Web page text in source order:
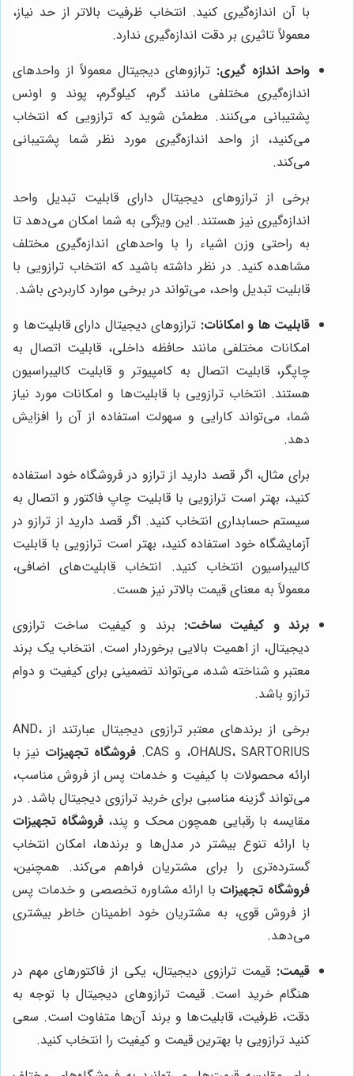
با آن اندازه‌گیری کنید. انتخاب ظرفیت بالاتر از حد نیاز،
معمولاً تاثیری بر دقت اندازه‌گیری ندارد.
واحد اندازه گیری: ترازوهای دیجیتال معمولاً از واحدهای
اندازه‌گیری مختلفی مانند گرم، کیلوگرم، پوند و اونس
پشتیبانی می‌کنند. مطمئن شوید که ترازویی که انتخاب
می‌کنید، از واحد اندازه‌گیری مورد نظر شما پشتیبانی
می‌کند.
برخی از ترازوهای دیجیتال دارای قابلیت تبدیل واحد
اندازه‌گیری نیز هستند. این ویژگی به شما امکان می‌دهد تا
به راحتی وزن اشیاء را با واحدهای اندازه‌گیری مختلف
مشاهده کنید. در نظر داشته باشید که انتخاب ترازویی با
قابلیت تبدیل واحد، می‌تواند در برخی موارد کاربردی باشد.
قابلیت ها و امکانات: ترازوهای دیجیتال دارای قابلیت‌ها و
امکانات مختلفی مانند حافظه داخلی، قابلیت اتصال به
چاپگر، قابلیت اتصال به کامپیوتر و قابلیت کالیبراسیون
هستند. انتخاب ترازویی با قابلیت‌ها و امکانات مورد نیاز
شما، می‌تواند کارایی و سهولت استفاده از آن را افزایش
دهد.
برای مثال، اگر قصد دارید از ترازو در فروشگاه خود استفاده
کنید، بهتر است ترازویی با قابلیت چاپ فاکتور و اتصال به
سیستم حسابداری انتخاب کنید. اگر قصد دارید از ترازو در
آزمایشگاه خود استفاده کنید، بهتر است ترازویی با قابلیت
کالیبراسیون انتخاب کنید. انتخاب قابلیت‌های اضافی،
معمولاً به معنای قیمت بالاتر نیز هست.
برند و کیفیت ساخت: برند و کیفیت ساخت ترازوی
دیجیتال، از اهمیت بالایی برخوردار است. انتخاب یک برند
معتبر و شناخته شده، می‌تواند تضمینی برای کیفیت و دوام
ترازو باشد.
برخی از برندهای معتبر ترازوی دیجیتال عبارتند از AND،
OHAUS، SARTORIUS، و CAS.
فروشگاه تجهیزات نیز با
ارائه محصولات با کیفیت و خدمات پس از فروش مناسب،
می‌تواند گزینه مناسبی برای خرید ترازوی دیجیتال باشد. در
مقایسه با رقبایی همچون محک و پند،فروشگاه تجهیزات
با ارائه تنوع بیشتر در مدل‌ها و برندها، امکان انتخاب
گسترده‌تری را برای مشتریان فراهم می‌کند. همچنین،
فروشگاه تجهیزات با ارائه مشاوره تخصصی و خدمات پس
از فروش قوی، به مشتریان خود اطمینان خاطر بیشتری
می‌دهد.
قیمت: قیمت ترازوی دیجیتال، یکی از فاکتورهای مهم در
هنگام خرید است. قیمت ترازوهای دیجیتال با توجه به
دقت، ظرفیت، قابلیت‌ها و برند آن‌ها متفاوت است. سعی
کنید ترازویی با بهترین قیمت و کیفیت را انتخاب کنید.